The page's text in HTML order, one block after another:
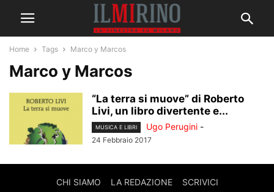
Home Tags Marco y Marcos
Marco y Marcos
“La terra si muove” di Roberto
Livi, un libro divertente e...
MUSICA E LIBRI Ugo Perugini -
24 Febbraio 2017
CHI SIAMO LA REDAZIONE SCRIVICI